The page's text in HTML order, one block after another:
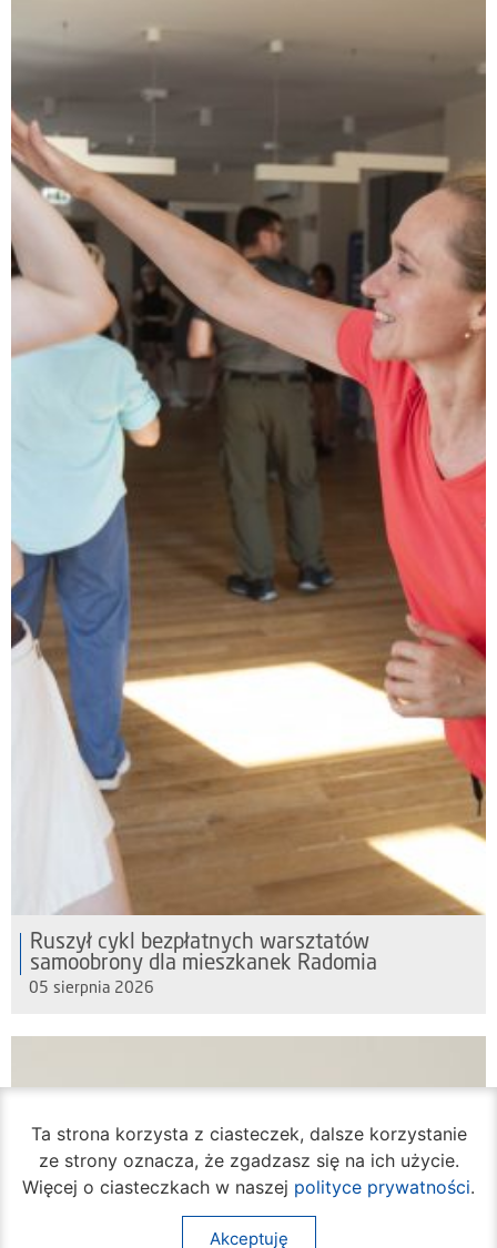
Ruszył cykl bezpłatnych warsztatów
samoobrony dla mieszkanek Radomia
05 sierpnia 2026
Ta strona korzysta z ciasteczek, dalsze korzystanie
ze strony oznacza, że zgadzasz się na ich użycie.
Więcej o ciasteczkach w naszej polityce prywatności.
Akceptuję